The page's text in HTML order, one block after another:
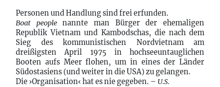
Personen und Handlung sind frei erfunden.
Boat peoplenannte man Bürger der ehemaligen
Republik Vietnam und Kambodschas, die nach dem
Sieg des kommunistischen Nordvietnam am
dreißigsten April 1975 in hochseeuntauglichen
Booten aufs Meer flohen, um in eines der Länder
Südostasiens (und weiter in die USA) zu gelangen.
Die ›Organisation‹ hat es nie gegeben. – U.S.